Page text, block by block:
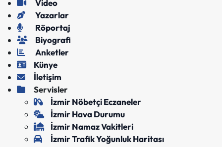
Video
Yazarlar
Röportaj
Biyografi
Anketler
Künye
İletişim
Servisler
İzmir Nöbetçi Eczaneler
İzmir Hava Durumu
İzmir Namaz Vakitleri
İzmir Trafik Yoğunluk Haritası